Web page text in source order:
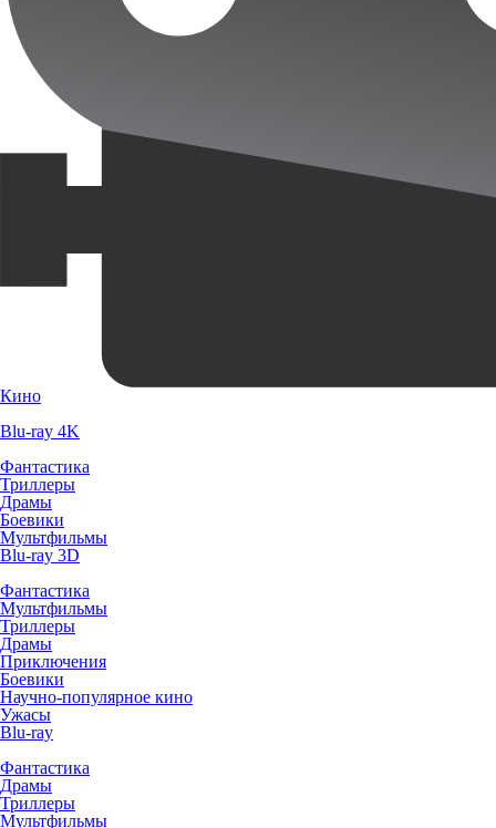
Кино
Blu-ray 4K
Фантастика
Триллеры
Драмы
Боевики
Мультфильмы
Blu-ray 3D
Фантастика
Мультфильмы
Триллеры
Драмы
Приключения
Боевики
Научно-популярное кино
Ужасы
Blu-ray
Фантастика
Драмы
Триллеры
Мультфильмы